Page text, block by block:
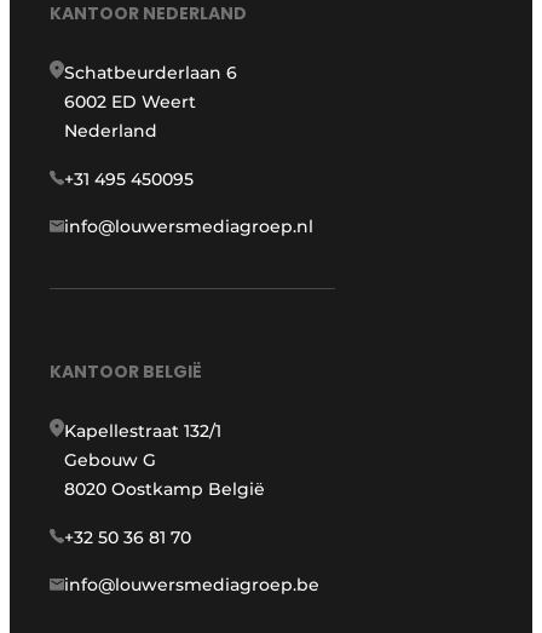
KANTOOR NEDERLAND
Schatbeurderlaan 6
6002 ED Weert
Nederland
+31 495 450095
info@louwersmediagroep.nl
KANTOOR BELGIË
Kapellestraat 132/1
Gebouw G
8020 Oostkamp België
+32 50 36 81 70
info@louwersmediagroep.be